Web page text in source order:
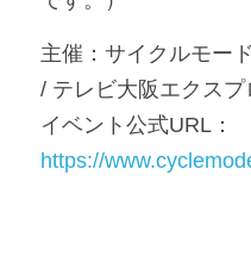
主催：サイクルモー
/ テレビ大阪エクスプ
イベント公式URL：
https://